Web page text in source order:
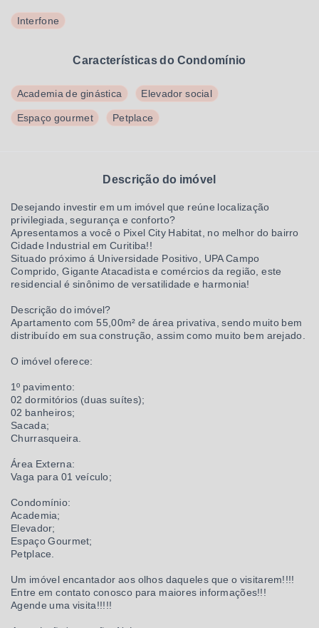
Interfone
Características do Condomínio
Academia de ginástica Elevador social
Espaço gourmet Petplace
Descrição do imóvel
Desejando investir em um imóvel que reúne localização
privilegiada, segurança e conforto?
Apresentamos a você o Pixel City Habitat, no melhor do bairro
Cidade Industrial em Curitiba!!
Situado próximo á Universidade Positivo, UPA Campo
Comprido, Gigante Atacadista e comércios da região, este
residencial é sinônimo de versatilidade e harmonia!
Descrição do imóvel?
Apartamento com 55,00m² de área privativa, sendo muito bem
distribuído em sua construção, assim como muito bem arejado.
O imóvel oferece:
1º pavimento:
02 dormitórios (duas suítes);
02 banheiros;
Sacada;
Churrasqueira.
Área Externa:
Vaga para 01 veículo;
Condomínio:
Academia;
Elevador;
Espaço Gourmet;
Petplace.
Um imóvel encantador aos olhos daqueles que o visitarem!!!!
Entre em contato conosco para maiores informações!!!
Agende uma visita!!!!!